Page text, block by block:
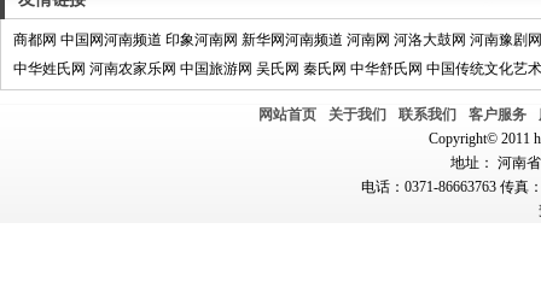
商都网 中国网河南频道 印象河南网 新华网河南频道 河南网 河洛大鼓网 河南豫剧网
中华姓氏网 河南农家乐网 中国旅游网 吴氏网 秦氏网 中华舒氏网 中国传统文化艺
网站首页 关于我们 联系我们 客户服务
Copyright© 2011
地址： 河南
电话：0371-86663763 传真